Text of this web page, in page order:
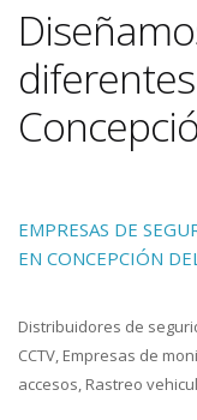
EMPRESAS DE
EN CONCEPCIÓN
Distribuidores de
CCTV, Empresas de
accesos, Rastreo